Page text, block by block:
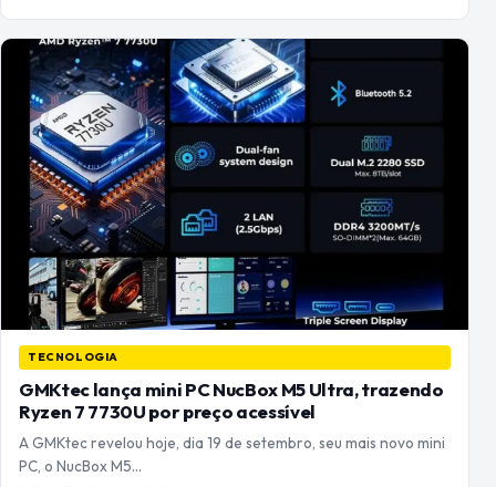
TECNOLOGIA
GMKtec lança mini PC NucBox M5 Ultra, trazendo
Ryzen 7 7730U por preço acessível
A GMKtec revelou hoje, dia 19 de setembro, seu mais novo mini
PC, o NucBox M5…